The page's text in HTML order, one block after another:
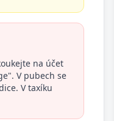
na účet
V pubech se
V taxíku